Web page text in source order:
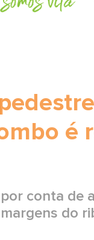
é
conta de
do